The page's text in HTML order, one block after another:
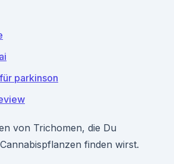
parkinson
von Trichomen, die Du
finden wirst.